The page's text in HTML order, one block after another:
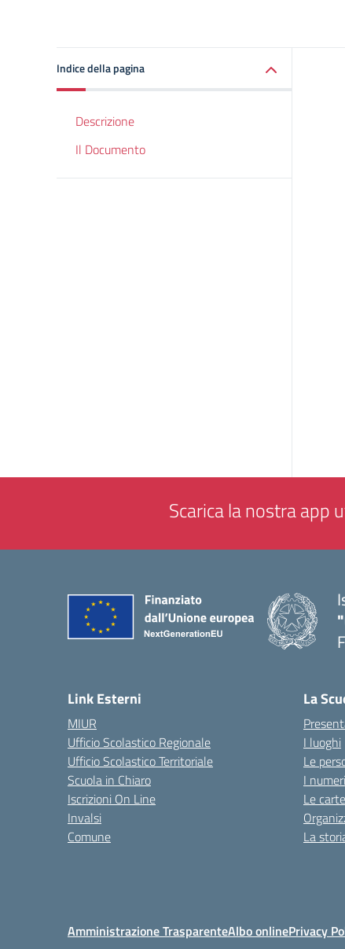
Indice della pagina
Descrizione
Il Documento
Scarica la nostra app
Link Esterni
MIUR
Ufficio Scolastico Regionale
Ufficio Scolastico Territoriale
Scuola in Chiaro
Iscrizioni On Line
Invalsi
Comune
La
I luoghi
Le
I
Le
La
Amministrazione TrasparenteAlbo onlinePrivacy